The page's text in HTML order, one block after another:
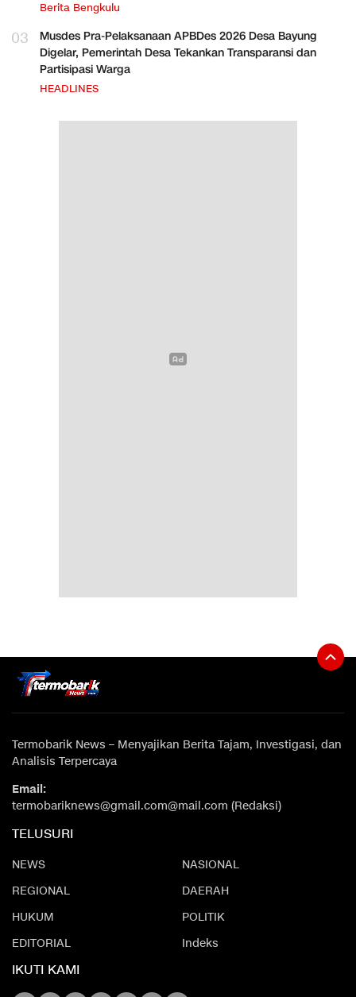
Berita Bengkulu
03
Musdes Pra-Pelaksanaan APBDes 2026 Desa Bayung
Digelar, Pemerintah Desa Tekankan Transparansi dan
Partisipasi Warga
HEADLINES
Termobarik News – Menyajikan Berita Tajam, Investigasi, dan
Analisis Terpercaya
Email:
termobariknews@gmail.com@mail.com (Redaksi)
TELUSURI
NEWS
NASIONAL
REGIONAL
DAERAH
HUKUM
POLITIK
EDITORIAL
Indeks
IKUTI KAMI